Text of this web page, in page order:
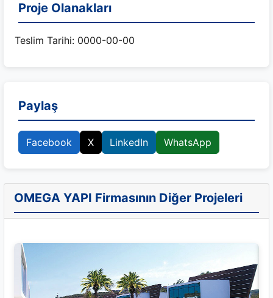
Proje Olanakları
Teslim Tarihi: 0000-00-00
Paylaş
Facebook X LinkedIn WhatsApp
OMEGA YAPI Firmasının Diğer Projeleri